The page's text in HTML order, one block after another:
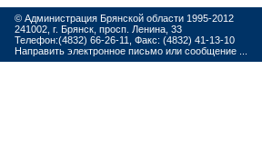
© Администрация Брянской области 1995-2012
241002, г. Брянск, просп. Ленина, 33
Телефон:(4832) 66-26-11, Факс: (4832) 41-13-10
Направить электронное письмо или сообщение ...